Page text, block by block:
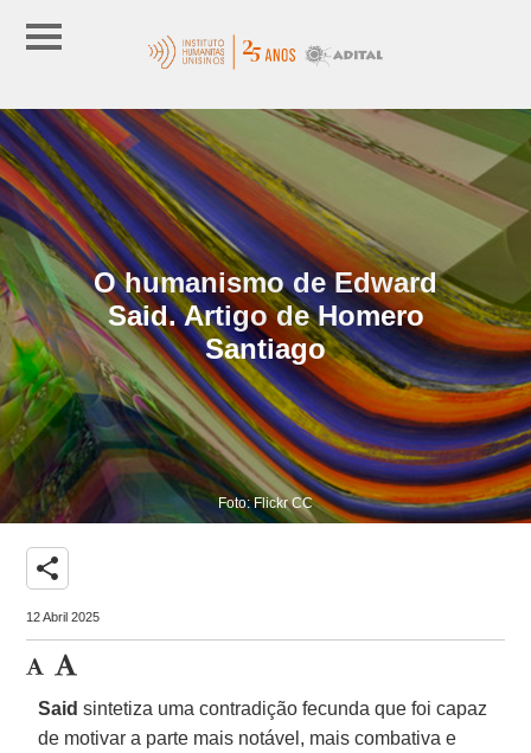
O humanismo de Edward
Said. Artigo de Homero
Santiago
Foto: Flickr CC
share
12 Abril 2025
Said sintetiza uma contradição fecunda que foi capaz
de motivar a parte mais notável, mais combativa e